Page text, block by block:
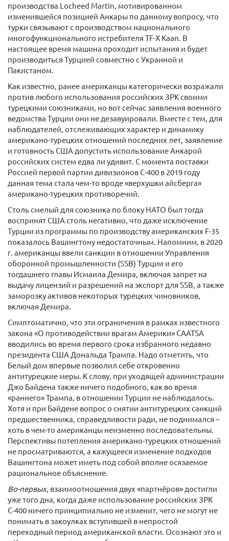
производства Locheed Martin, мотивированном
изменившейся позицией Анкары по данному вопросу, что
турки связывают с производством национального
многофункционального истребителя TF-X Kaan. В
настоящее время машина проходит испытания и будет
производиться Турцией совместно с Украиной и
Пакистаном.
Как известно, ранее американцы категорически возражали
против любого использования российских ЗРК своими
турецкими союзниками, но вот сейчас заявления военного
ведомства Турции они не дезавуировали. Вместе с тем, для
наблюдателей, отслеживающих характер и динамику
американо-турецких отношений последних лет, заявление
и готовность США допустить использование Анкарой
российских систем едва ли удивит. С момента поставки
Россией первой партии дивизионов С-400 в 2019 году
данная тема стала чем-то вроде «верхушки айсберга»
американо-турецких противоречий.
Столь смелый для союзника по блоку НАТО был тогда
воспринят США столь негативно, что даже исключение
Турции из программы по производству американских F-35
показалось Вашингтону недостаточным. Напомним, в 2020
г. американцы ввели санкции в отношении Управления
оборонной промышленности (SSB) Турции и его
тогдашнего главы Исмаила Демира, включая запрет на
выдачу лицензий и разрешений на экспорт для SSB, а также
заморозку активов некоторых турецких чиновников,
включая Демира.
Симптоматично, что эти ограничения в рамках известного
закона «О противодействии врагам Америки» CAATSA
вводились во время первого срока избранного недавно
президента США Дональда Трампа. Надо отметить, что
Белый дом впервые позволил себе откровенно
антитурецкие меры. К слову, при уходящей администрации
Джо Байдена также ничего подобного, как во время
«раннего» Трампа, в отношении Турции не наблюдалось.
Хотя и при Байдене вопрос о снятии антитурецких санкций
предшественника, справедливости ради, не поднимался –
хоть в чем-то американцы неизменно последовательны.
Перспективы потепления американо-турецких отношений
не просматриваются, а кажущееся изменение подходов
Вашингтона может иметь под собой вполне осязаемое
рациональное объяснение.
Во-первых, взаимоотношения двух «партнёров» достигли
уже того дна, когда даже использование российских ЗРК
С-400 ничего принципиально не изменит, чего не могут не
понимать в закоулках вступившей в непростой
переходный период американской власти. Осознают это и